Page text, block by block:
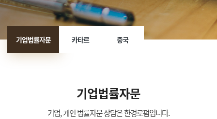
기업법률자문 카타르 중국
기업법률자문
기업, 개인 법률자문 상담은 한경로펌입니다.